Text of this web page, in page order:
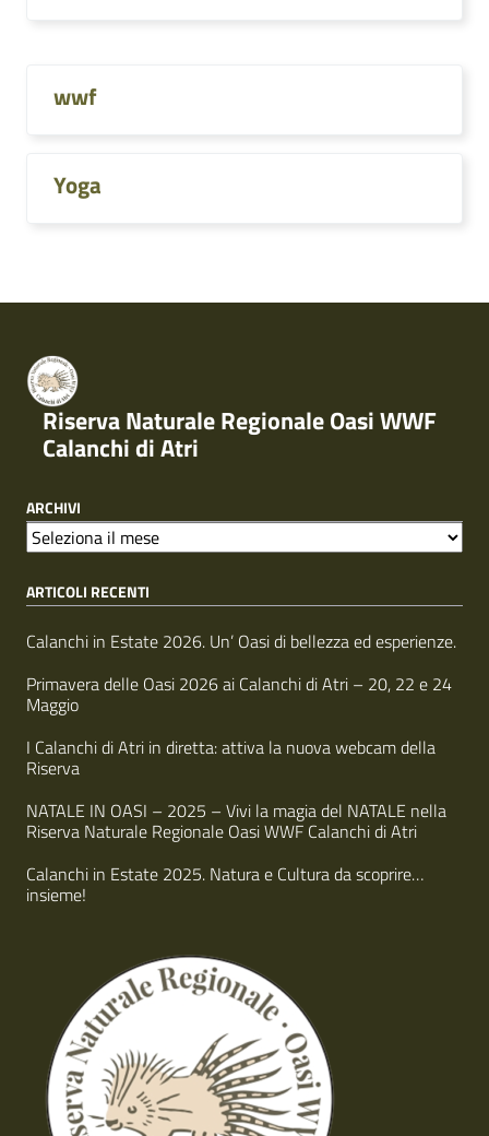
wwf
Yoga
Riserva Naturale Regionale Oasi WWF
Calanchi di Atri
ARCHIVI
A
c
i
v
i
ARTICOLI RECENTI
Calanchi in Estate 2026. Un’ Oasi di bellezza ed esperienze.
Primavera delle Oasi 2026 ai Calanchi di Atri – 20, 22 e 24
Maggio
I Calanchi di Atri in diretta: attiva la nuova webcam della
Riserva
NATALE IN OASI – 2025 – Vivi la magia del NATALE nella
Riserva Naturale Regionale Oasi WWF Calanchi di Atri
Calanchi in Estate 2025. Natura e Cultura da scoprire…
insieme!